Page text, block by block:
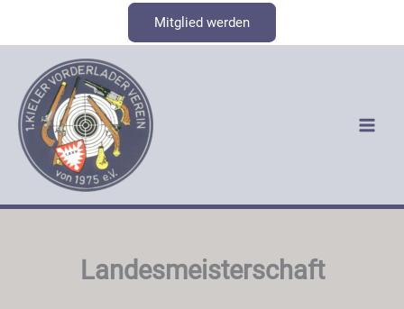
Mitglied werden
Landesmeisterschaft